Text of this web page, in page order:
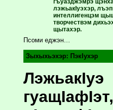
лэжьакIуэхэр,
интеллигенцэм
творчествэм
щытахэр.
Псоми еджэн…
Зыхыхьэхэр: ПэкIухэр
ЛэжьакIуэ